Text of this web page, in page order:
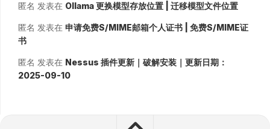
匿名 发表在 Ollama 更换模型存放位置 | 迁移模型文件位置
匿名 发表在 申请免费S/MIME邮箱个人证书 | 免费S/MIME证
书
匿名 发表在 Nessus 插件更新｜破解安装｜更新日期：
2025-09-10